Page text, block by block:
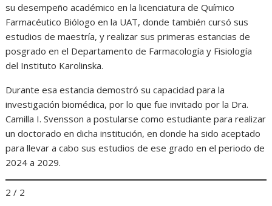
su desempeño académico en la licenciatura de Químico
Farmacéutico Biólogo en la UAT, donde también cursó sus
estudios de maestría, y realizar sus primeras estancias de
posgrado en el Departamento de Farmacología y Fisiología
del Instituto Karolinska.
Durante esa estancia demostró su capacidad para la
investigación biomédica, por lo que fue invitado por la Dra.
Camilla I. Svensson a postularse como estudiante para realizar
un doctorado en dicha institución, en donde ha sido aceptado
para llevar a cabo sus estudios de ese grado en el periodo de
2024 a 2029.
2 / 2